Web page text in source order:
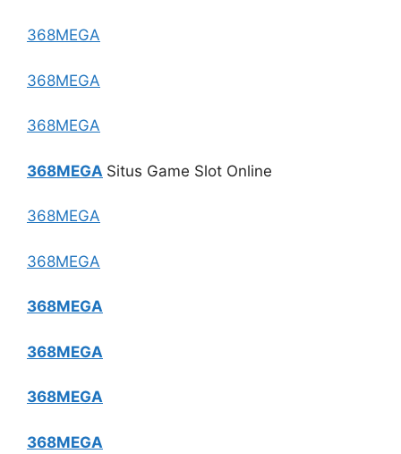
368MEGA
368MEGA
368MEGA
368MEGA Situs Game Slot Online
368MEGA
368MEGA
368MEGA
368MEGA
368MEGA
368MEGA